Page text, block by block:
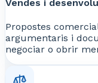
Vendes i
Propostes
argumentaris i
negociar o obrir